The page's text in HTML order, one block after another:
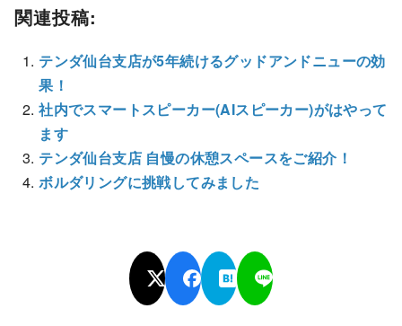
関連投稿:
テンダ仙台支店が5年続けるグッドアンドニューの効
果！
社内でスマートスピーカー(AIスピーカー)がはやって
ます
テンダ仙台支店 自慢の休憩スペースをご紹介！
ボルダリングに挑戦してみました